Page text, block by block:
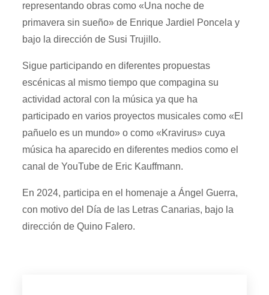
representando obras como «Una noche de
primavera sin sueño» de Enrique Jardiel Poncela y
bajo la dirección de Susi Trujillo.
Sigue participando en diferentes propuestas
escénicas al mismo tiempo que compagina su
actividad actoral con la música ya que ha
participado en varios proyectos musicales como «El
pañuelo es un mundo» o como «Kravirus» cuya
música ha aparecido en diferentes medios como el
canal de YouTube de Eric Kauffmann.
En 2024, participa en el homenaje a Ángel Guerra,
con motivo del Día de las Letras Canarias, bajo la
dirección de Quino Falero.